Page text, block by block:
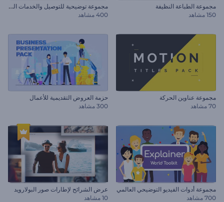
مجموعة الطباعة النظيفة
150 مشاهد
م
جموعة توضيحية للتوصيل والخدمات اللوجستية
400 مشاهد
مجموعة عناوين الحركة
70 مشاهد
حزمة العروض التقديمية للأعمال
300 مشاهد
مجموعة أدوات الفيديو التوضيحي العالمي
700 مشاهد
عرض الشرائح لإطارات صور البولارويد
10 مشاهد